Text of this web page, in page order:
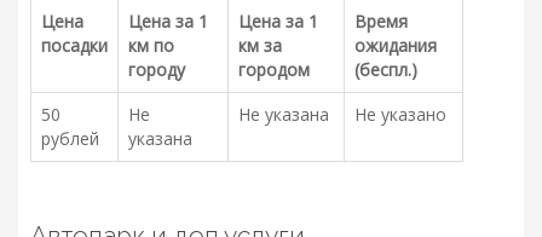
Цена
посадки
Цена за 1
км по
городу
Цена за 1
км за
городом
Время
ожидания
(беспл.)
50
рублей
Не
указана
Не указана Не указано